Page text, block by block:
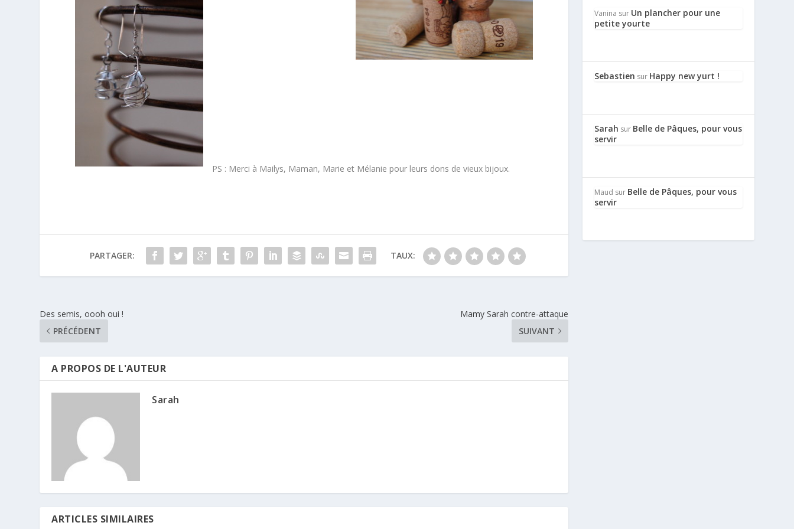
PS : Merci à Mailys, Maman, Marie et Mélanie pour leurs dons de vieux bijoux.
PARTAGER: TAUX:
Des semis, oooh oui !
PRÉCÉDENT
Mamy Sarah contre-attaque
SUIVANT
A PROPOS DE L'AUTEUR
Sarah
ARTICLES SIMILAIRES
Vanina sur Un plancher pour une
petite yourte
Sebastien sur Happy new yurt !
Sarah sur Belle de Pâques, pour vous
servir
Maud sur Belle de Pâques, pour vous
servir